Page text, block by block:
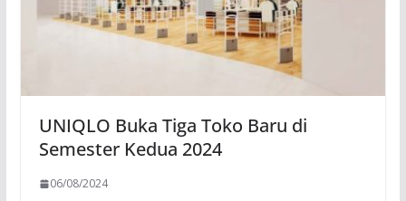
UNIQLO Buka Tiga Toko Baru di
Semester Kedua 2024
06/08/2024